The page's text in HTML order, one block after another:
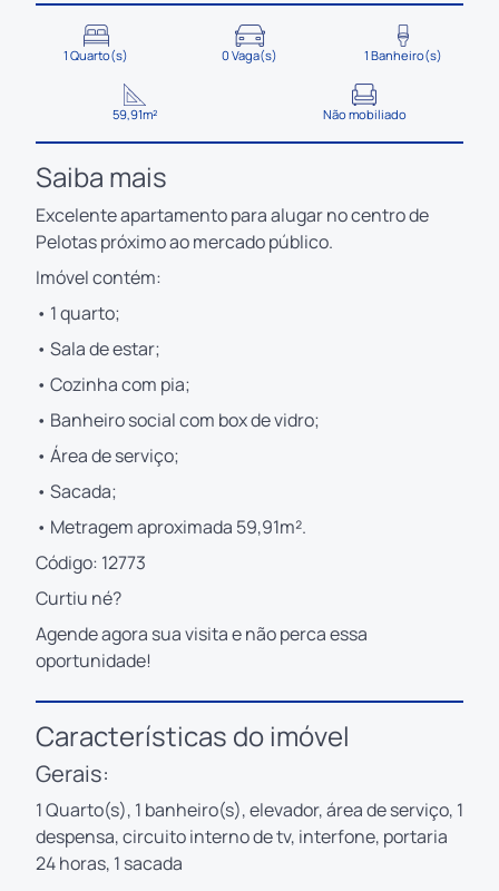
1 Quarto(s) 0 Vaga(s) 1 Banheiro(s)
59,91m² Não mobiliado
Saiba mais
Excelente apartamento para alugar no centro de
Pelotas próximo ao mercado público.
Imóvel contém:
• 1 quarto;
• Sala de estar;
• Cozinha com pia;
• Banheiro social com box de vidro;
• Área de serviço;
• Sacada;
• Metragem aproximada 59,91m².
Código: 12773
Curtiu né?
Agende agora sua visita e não perca essa
oportunidade!
Características do imóvel
Gerais:
1 Quarto(s), 1 banheiro(s), elevador, área de serviço, 1
despensa, circuito interno de tv, interfone, portaria
24 horas, 1 sacada